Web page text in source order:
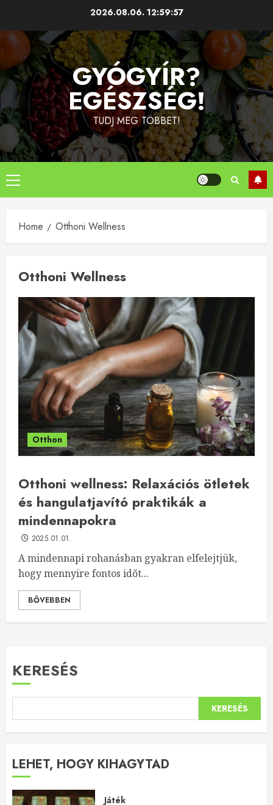
content
2026.08.06. 12:59:58
GYÓGYÍR?
EGÉSZSÉG!
TUDJ MEG TÖBBET!
Primary
Menu
Home Otthoni Wellness
Otthoni Wellness
Otthon
Otthoni wellness: Relaxációs ötletek
és hangulatjavító praktikák a
mindennapokra
2025.01.01.
A mindennapi rohanásban gyakran elfelejtjük,
hogy mennyire fontos időt...
BŐVEBBEN
KERESÉS
KERESÉS
LEHET, HOGY KIHAGYTAD
Játék